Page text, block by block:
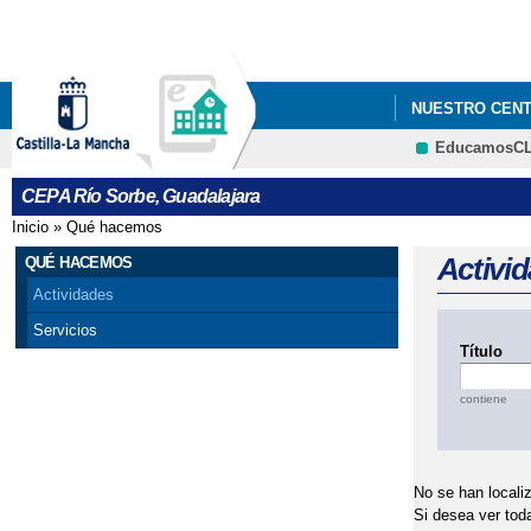
NUESTRO
CEPA Río Sorbe, Guadalajara
Se encuentra usted aquí
Inicio » Qué hacemos
QUÉ HACEMOS
Actividades
Servicios
Título
contiene
No se han
Si desea ver